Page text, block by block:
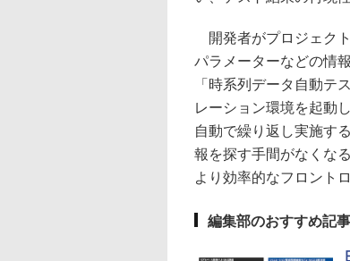
開発者がプロジェク
パラメーターなどの情
「時系列データ自動テ
レーション環境を起動
自動で繰り返し実施す
報を探す手間がなくな
より効率的なフロント
編集部のおすすめ記事